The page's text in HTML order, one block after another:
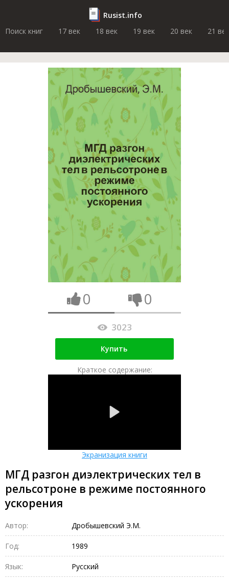
Rusist.info
Поиск книг
17 век 18 век 19 век 20 век 21 век
0 0
3023
Купить
Краткое содержание:
Экранизация книги
МГД разгон диэлектрических тел в
рельсотроне в режиме постоянного
ускорения
Автор: Дробышевский Э.М.
Год: 1989
Язык: Русский